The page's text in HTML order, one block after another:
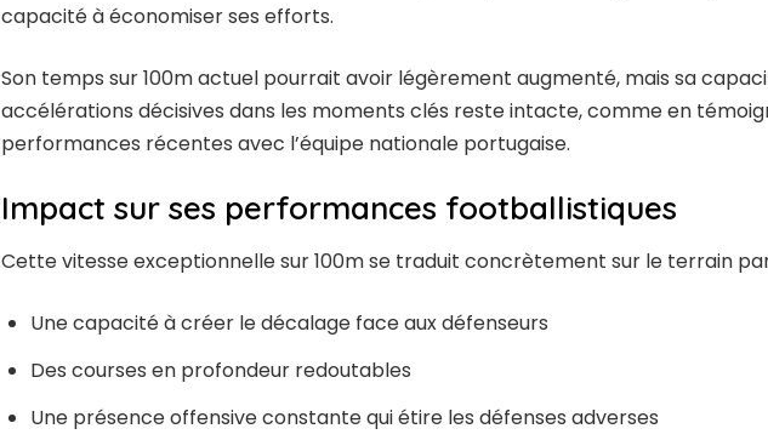
capacité à économiser ses efforts.
Son temps sur 100m actuel pourrait avoir légèrement augmenté, mais sa
accélérations décisives dans les moments clés reste intacte, comme en
performances récentes avec l’équipe nationale portugaise.
Impact sur ses performances footballistiques
Cette vitesse exceptionnelle sur 100m se traduit concrètement sur le terrain
Une capacité à créer le décalage face aux défenseurs
Des courses en profondeur redoutables
Une présence offensive constante qui étire les défenses adverses